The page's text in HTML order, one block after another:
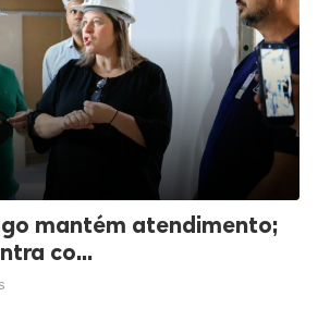
mantém atendimento;
co...